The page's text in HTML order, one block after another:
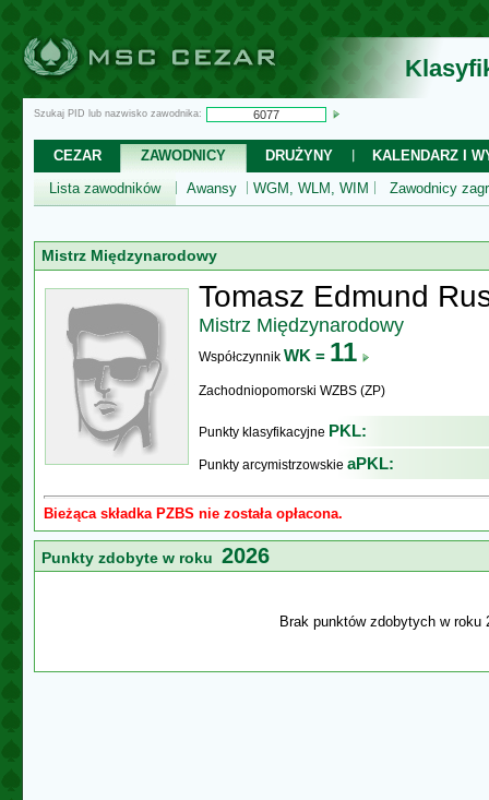
Szukaj PID lub nazwisko zawodnika:
CEZAR ZAWODNICY DRUŻYNY
KALENDARZ I
Lista zawodników
Awansy WGM, WLM, WIM Zawodnicy
Mistrz Międzynarodowy
Tomasz Edmund
Mistrz Międzynarodowy
Współczynnik WK = 11
Zachodniopomorski WZBS (ZP)
Punkty klasyfikacyjne PKL:
Punkty arcymistrzowskie aPKL:
Bieżąca składka PZBS nie została opłacona.
Punkty zdobyte w roku 2026
Brak punktów zdobytych w roku